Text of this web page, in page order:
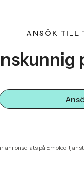
ANSÖK TILL
annonserats på Empleo-